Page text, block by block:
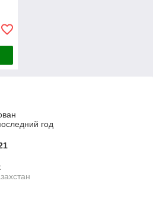
год